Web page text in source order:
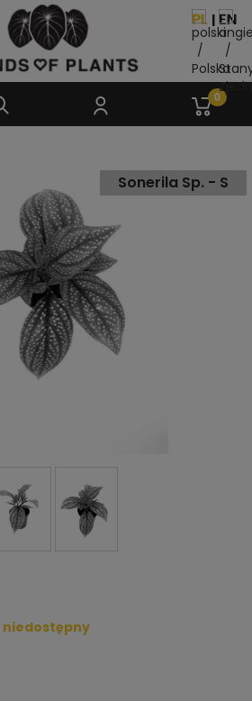
Sonerila Sp. - S
niedostępny